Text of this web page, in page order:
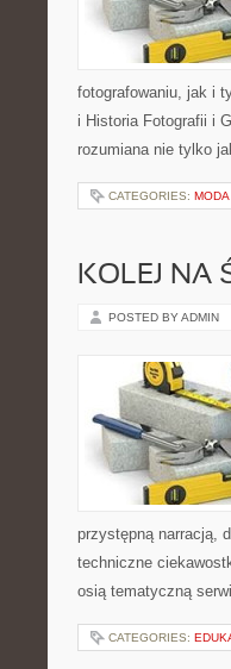
fotografowaniu, jak i
i Historia Fotografii i
rozumiana nie tylko
CATEGORIES: MODA
KOLEJ NA
POSTED BY ADMIN
przystępną narracją,
techniczne
osią tematyczną
CATEGORIES: